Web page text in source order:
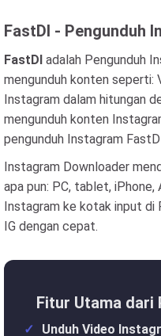
FastDl - Pengunduh
FastDl adalah Pengunduh
mengunduh konten seperti:
Instagram dalam hitungan
mengunduh konten
pengunduh Instagram
Instagram Downloader
apa pun: PC, tablet,
Instagram ke kotak input di
IG dengan cepat.
Fitur Utama dari
Unduh Video